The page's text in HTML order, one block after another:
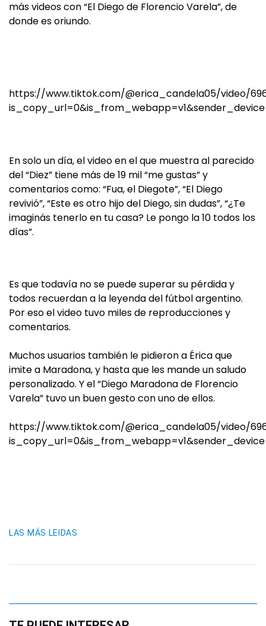
más videos con “El Diego de Florencio Varela”, de
donde es oriundo.
https://www.tiktok.com/@erica_candela05/video/
En solo un día, el video en el que muestra al parecido
del “Diez” tiene más de 19 mil “me gustas” y
comentarios como: “Fua, el Diegote”, “El Diego
revivió”, “Este es otro hijo del Diego, sin dudas”, “¿Te
imaginás tenerlo en tu casa? Le pongo la 10 todos los
días”.
Es que todavía no se puede superar su pérdida y
todos recuerdan a la leyenda del fútbol argentino.
Por eso el video tuvo miles de reproducciones y
comentarios.
Muchos usuarios también le pidieron a Érica que
imite a Maradona, y hasta que les mande un saludo
personalizado. Y el “Diego Maradona de Florencio
Varela” tuvo un buen gesto con uno de ellos.
https://www.tiktok.com/@erica_candela05/video/
LAS MÁS LEIDAS